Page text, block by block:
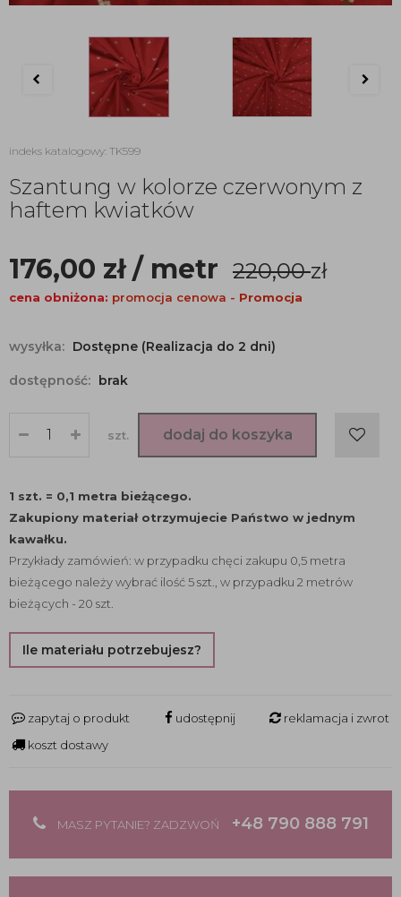
indeks katalogowy: TK599
Szantung w kolorze czerwonym z
haftem kwiatków
176,00 zł/ metr 220,00zł
cena obniżona: promocja cenowa - Promocja
wysyłka: Dostępne (Realizacja do 2 dni)
dostępność: brak
szt. dodaj do koszyka
1 szt. = 0,1 metra bieżącego.
Zakupiony materiał otrzymujecie Państwo w jednym
kawałku.
Przykłady zamówień: w przypadku chęci zakupu 0,5 metra
bieżącego należy wybrać ilość 5 szt., w przypadku 2 metrów
bieżących - 20 szt.
Ile materiału potrzebujesz?
zapytaj o produkt udostępnij
reklamacja i zwrot
koszt dostawy
MASZ PYTANIE? ZADZWOŃ +48 790 888 791